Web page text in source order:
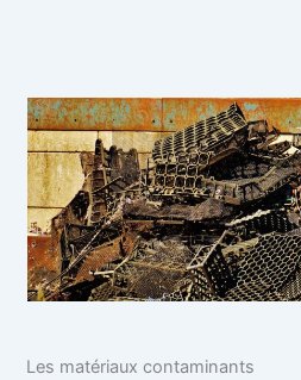
Les matériaux contaminants